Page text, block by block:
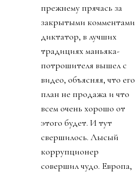
прежнему прячась за
закрытыми комментами
диктатор, в лучших
традициях маньяка-
потрошителя вышел с
видео, объясняя, что его
план не продажа и что
всем очень хорошо от
этого будет. И тут
свершилось. Лысый
коррупционер
совершил чудо. Европа,